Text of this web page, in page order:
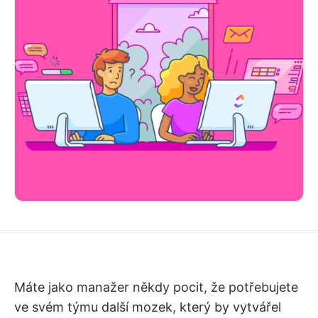
Máte jako manažer někdy pocit, že potřebujete
ve svém týmu další mozek, který by vytvářel